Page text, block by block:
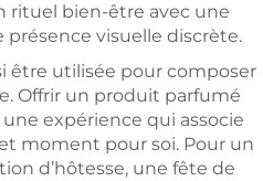
rituel bien-être avec une
visuelle discrète.
être utilisée pour composer
Offrir un produit parfumé
expérience qui associe
moment pour soi. Pour un
d’hôtesse, une fête de